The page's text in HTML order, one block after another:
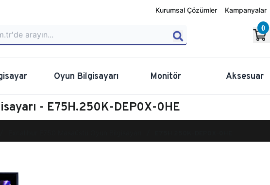
Kurumsal Çözümler Kampanyalar
0
Oyun Bilgisayarı Monitör Aksesuar
- E75H.250K-DEP0X-0HE